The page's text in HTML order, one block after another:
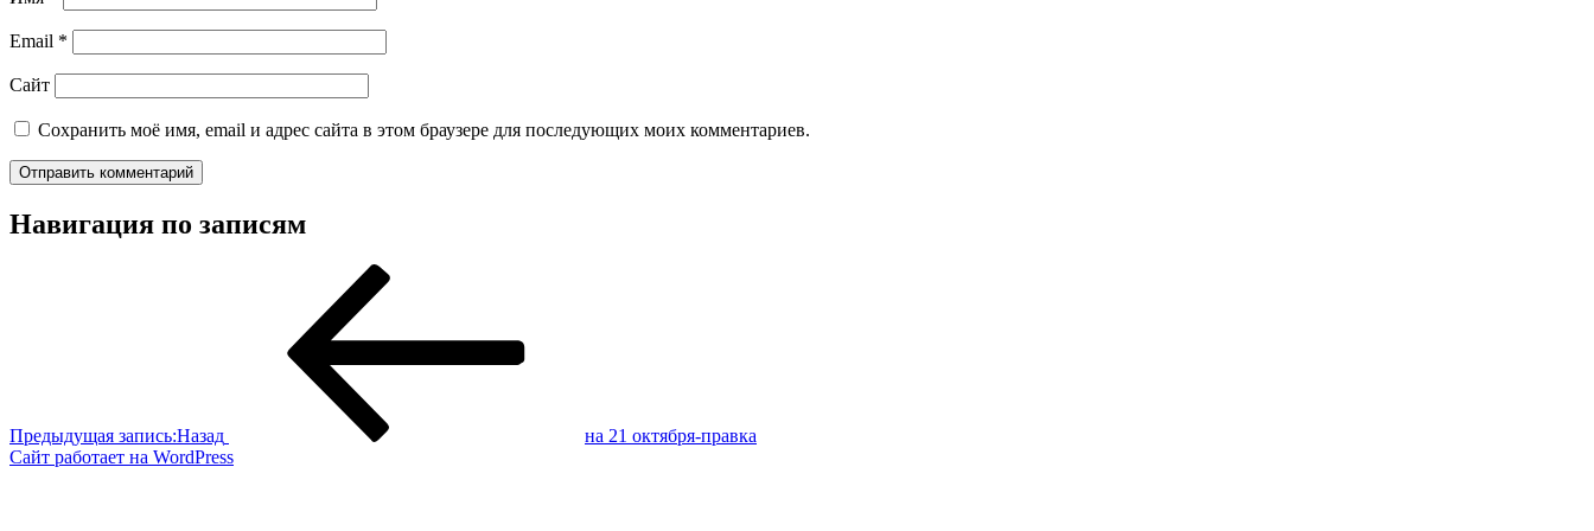
Email *
Сайт
Сохранить моё имя, email и адрес сайта в этом браузере для последующих моих комментариев.
Навигация по записям
Предыдущая запись:Назад
на 21 октября-правка
Сайт работает на WordPress